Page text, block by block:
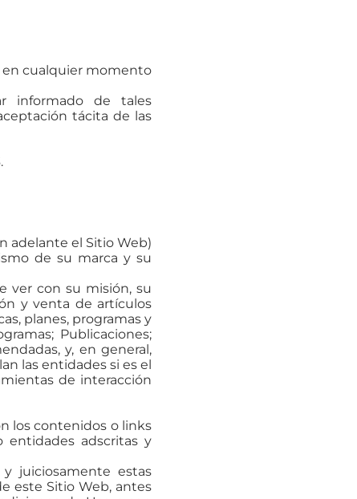
en cualquier momento
informado de tales
tácita de las
adelante el Sitio Web)
de su marca y su
ver con su misión, su
y venta de artículos
planes, programas y
Publicaciones;
y, en general,
las entidades si es el
de interacción
los contenidos o links
adscritas y
juiciosamente estas
este Sitio Web, antes